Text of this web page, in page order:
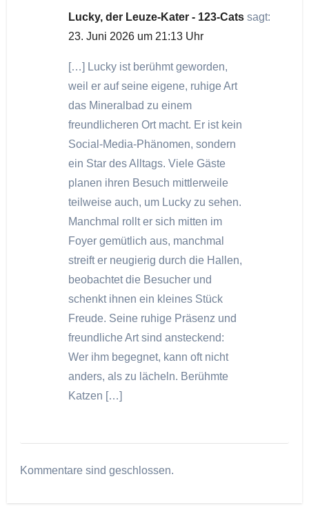
Lucky, der Leuze-Kater - 123-Cats sagt:
23. Juni 2026 um 21:13 Uhr
[…] Lucky ist berühmt geworden,
weil er auf seine eigene, ruhige Art
das Mineralbad zu einem
freundlicheren Ort macht. Er ist kein
Social-Media-Phänomen, sondern
ein Star des Alltags. Viele Gäste
planen ihren Besuch mittlerweile
teilweise auch, um Lucky zu sehen.
Manchmal rollt er sich mitten im
Foyer gemütlich aus, manchmal
streift er neugierig durch die Hallen,
beobachtet die Besucher und
schenkt ihnen ein kleines Stück
Freude. Seine ruhige Präsenz und
freundliche Art sind ansteckend:
Wer ihm begegnet, kann oft nicht
anders, als zu lächeln. Berühmte
Katzen […]
Kommentare sind geschlossen.